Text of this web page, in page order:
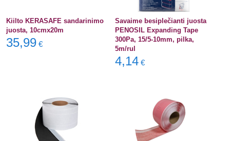
Kiilto KERASAFE sandarinimo
juosta, 10cmx20m
35,99 €
Savaime besiplečianti juosta
PENOSIL Expanding Tape
300Pa, 15/5-10mm, pilka,
5m/rul
4,14 €